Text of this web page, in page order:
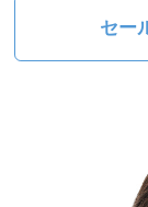
セー